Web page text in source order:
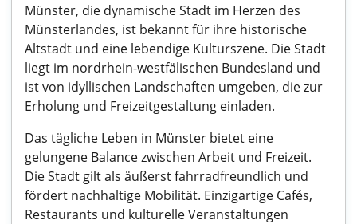
Münster, die dynamische Stadt im Herzen des
Münsterlandes, ist bekannt für ihre historische
Altstadt und eine lebendige Kulturszene. Die Stadt
liegt im nordrhein-westfälischen Bundesland und
ist von idyllischen Landschaften umgeben, die zur
Erholung und Freizeitgestaltung einladen.
Das tägliche Leben in Münster bietet eine
gelungene Balance zwischen Arbeit und Freizeit.
Die Stadt gilt als äußerst fahrradfreundlich und
fördert nachhaltige Mobilität. Einzigartige Cafés,
Restaurants und kulturelle Veranstaltungen